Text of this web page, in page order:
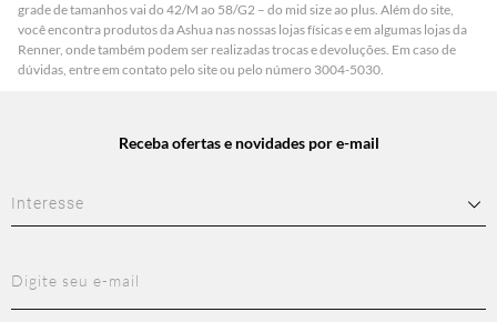
grade de tamanhos vai do 42/M ao 58/G2 – do mid size ao plus. Além do site,
você encontra produtos da Ashua nas nossas lojas físicas e em algumas lojas da
Renner, onde também podem ser realizadas trocas e devoluções. Em caso de
dúvidas, entre em contato pelo site ou pelo número 3004-5030.
Receba ofertas e novidades por e-mail